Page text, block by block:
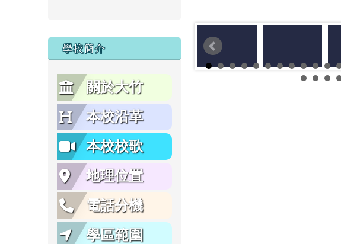
學校簡介
關於大竹
本校沿革
本校校歌
地理位置
電話分機
學區範圍